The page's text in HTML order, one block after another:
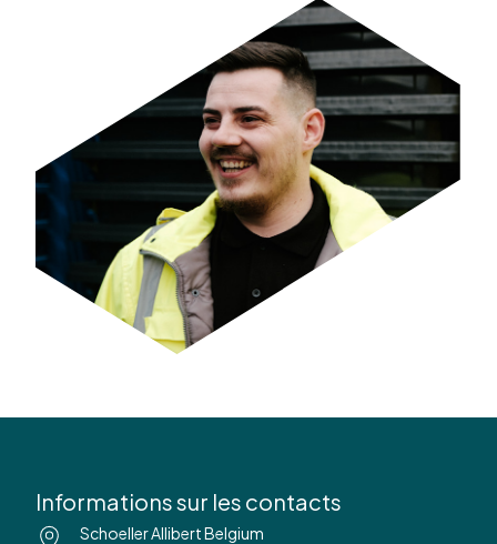
Informations sur les contacts
Schoeller Allibert Belgium